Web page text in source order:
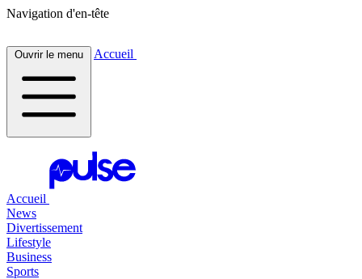
Navigation d'en-tête
Ouvrir le menu Accueil
Accueil
News
Divertissement
Lifestyle
Business
Sports